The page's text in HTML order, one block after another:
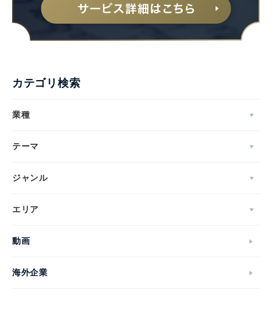
カテゴリ検索
業種
テーマ
ジャンル
エリア
動画
海外企業